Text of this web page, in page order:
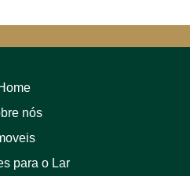
nós
para o Lar